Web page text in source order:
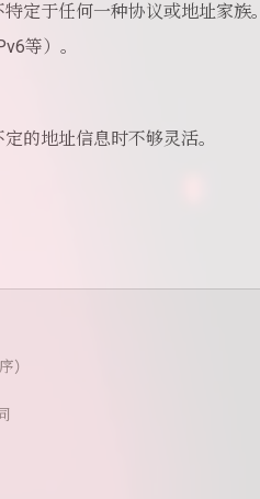
定于任何一种协议或地址家族。
等）。
的地址信息时不够灵活。
）